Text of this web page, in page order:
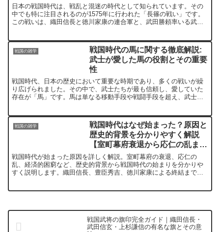
日本の戦国時代は、戦乱と混迷の時代として知られています。その
中でも特に注目されるのが1575年に行われた「長篠の戦い」です。
この戦いは、織田信長と徳川家康の連合軍と、武田勝頼率いる武田
戦国の雑学
戦国時代の馬に関する徹底解説:
武士が愛した馬の役割とその重要
性
戦国時代、日本の歴史において重要な時期であり、多くの戦いが繰
り広げられました。その中で、武士たちが最も信頼し、愛していた
存在が「馬」です。馬は単なる移動手段や戦闘手段を超え、武士の
戦国の雑学
戦国時代はなぜ始まった？原因と
歴史的背景を分かりやすく解説
【室町幕府衰退から応仁の乱ま
で】
戦国時代が始まった原因を詳しく解説。室町幕府の衰退、応仁の
乱、経済的困窮など、歴史的背景から戦国時代の始まりを分かりや
すく説明します。織田信長、豊臣秀吉、徳川家康による終結まで網
戦国武将の旗印完全ガイド｜織田信長・
武田信玄・上杉謙信の有名な旗とその意